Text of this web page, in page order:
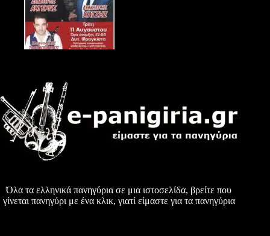
Όλα τα ελληνικά πανηγύρια σε μια ιστοσελίδα, βρείτε που
γίνεται πανηγύρι με ένα κλικ, γιατί είμαστε για τα πανηγύρια